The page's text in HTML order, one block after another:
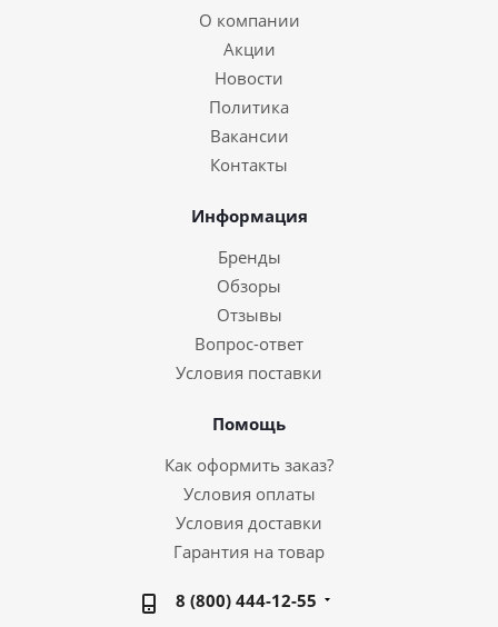
О компании
Акции
Новости
Политика
Вакансии
Контакты
Информация
Бренды
Обзоры
Отзывы
Вопрос-ответ
Условия поставки
Помощь
Как оформить заказ?
Условия оплаты
Условия доставки
Гарантия на товар
8 (800) 444-12-55